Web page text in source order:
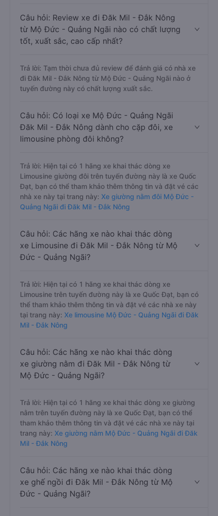
Câu hỏi: Review xe đi Đăk Mil - Đắk Nông
từ Mộ Đức - Quảng Ngãi nào có chất lượng
tốt, xuất sắc, cao cấp nhất?
Trả lời: Tạm thời chưa đủ review để đánh giá có nhà xe
đi Đăk Mil - Đắk Nông từ Mộ Đức - Quảng Ngãi nào ở
tuyến đường này có chất lượng xuất sắc.
Câu hỏi: Có loại xe Mộ Đức - Quảng Ngãi
Đăk Mil - Đắk Nông dành cho cặp đôi, xe
limousine phòng đôi không?
Trả lời: Hiện tại có 1 hãng xe khai thác dòng xe
Limousine giường đôi trên tuyến đường này là xe Quốc
Đạt, bạn có thể tham khảo thêm thông tin và đặt vé các
nhà xe này tại trang này: Xe giường nằm đôi Mộ Đức -
Quảng Ngãi đi Đăk Mil - Đắk Nông
Câu hỏi: Các hãng xe nào khai thác dòng
xe Limousine đi Đăk Mil - Đắk Nông từ Mộ
Đức - Quảng Ngãi?
Trả lời: Hiện tại có 1 hãng xe khai thác dòng xe
Limousine trên tuyến đường này là xe Quốc Đạt, bạn có
thể tham khảo thêm thông tin và đặt vé các nhà xe này
tại trang này: Xe limousine Mộ Đức - Quảng Ngãi đi Đăk
Mil - Đắk Nông
Câu hỏi: Các hãng xe nào khai thác dòng
xe giường nằm đi Đăk Mil - Đắk Nông từ
Mộ Đức - Quảng Ngãi?
Trả lời: Hiện tại có 1 hãng xe khai thác dòng xe giường
nằm trên tuyến đường này là xe Quốc Đạt, bạn có thể
tham khảo thêm thông tin và đặt vé các nhà xe này tại
trang này: Xe giường nằm Mộ Đức - Quảng Ngãi đi Đăk
Mil - Đắk Nông
Câu hỏi: Các hãng xe nào khai thác dòng
xe ghế ngồi đi Đăk Mil - Đắk Nông từ Mộ
Đức - Quảng Ngãi?